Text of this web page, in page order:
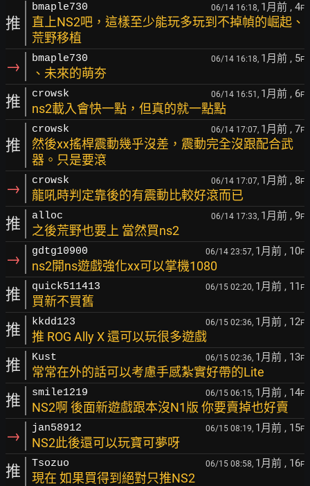
推
bmaple730 06/14 16:18, 1月前 , 4F
直上NS2吧，這樣至少能玩多玩到不掉幀的崛起、
荒野移植
→ bmaple730 06/14 16:18, 1月前 , 5F
、未來的萌夯
推 crowsk 06/14 16:51, 1月前 , 6F
ns2載入會快一點，但真的就一點點
推
crowsk 06/14 17:07, 1月前 , 7F
然後xx搖桿震動幾乎沒差，震動完全沒跟配合武
器。只是要滾
→ crowsk 06/14 17:07, 1月前 , 8F
龍吼時判定靠後的有震動比較好滾而已
推 alloc 06/14 17:33, 1月前 , 9F
之後荒野也要上 當然買ns2
→ gdtg10900 06/14 23:57, 1月前 , 10F
ns2開ns遊戲強化xx可以掌機1080
推 quick511413 06/15 02:20, 1月前 , 11 F
買新不買舊
推 kkdd123 06/15 02:36, 1月前 , 12F
推 ROG Ally X 還可以玩很多遊戲
推 Kust 06/15 02:36, 1月前 , 13F
常常在外的話可以考慮手感紮實好帶的Lite
推 smile1219 06/15 06:15, 1月前 , 14F
NS2啊 後面新遊戲跟本沒N1版 你要賣掉也好賣
→ jan58912 06/15 08:19, 1月前 , 15F
NS2此後還可以玩寶可夢呀
推 Tsozuo 06/15 08:58, 1月前 , 16F
現在 如果買得到絕對只推NS2